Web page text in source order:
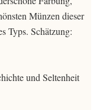
Münzen dieser
Typs. Schätzung:
und Seltenheit